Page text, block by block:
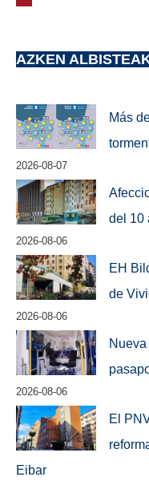
AZKEN
Más
2026-08-07
del 10
2026-08-06
EH
de
2026-08-06
2026-08-06
El
Eibar